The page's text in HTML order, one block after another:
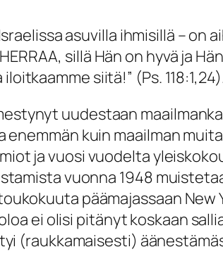
asuvilla ihmisillä – on
sillä Hän on hyvä ja
iloitkaamme siitä!” (Ps.
uudestaan
kuin maailman
ja vuosi vuodelta
vuonna 1948
päämajassaan
ei olisi pitänyt koskaan
(raukkamaisesti)